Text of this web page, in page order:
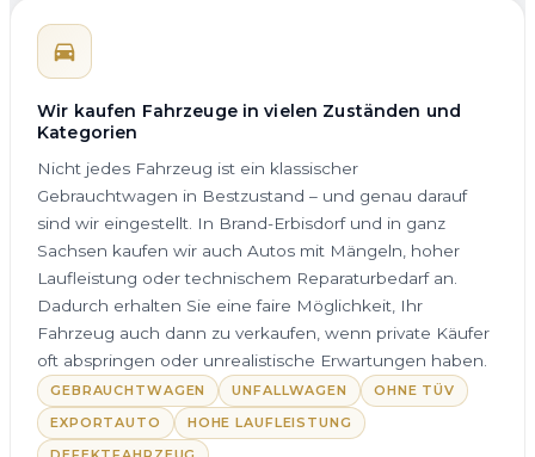
Wir kaufen Fahrzeuge in vielen Zuständen und
Kategorien
Nicht jedes Fahrzeug ist ein klassischer
Gebrauchtwagen in Bestzustand – und genau darauf
sind wir eingestellt. In Brand-Erbisdorf und in ganz
Sachsen kaufen wir auch Autos mit Mängeln, hoher
Laufleistung oder technischem Reparaturbedarf an.
Dadurch erhalten Sie eine faire Möglichkeit, Ihr
Fahrzeug auch dann zu verkaufen, wenn private Käufer
oft abspringen oder unrealistische Erwartungen haben.
GEBRAUCHTWAGEN UNFALLWAGEN
OHNE TÜV
EXPORTAUTO
HOHE LAUFLEISTUNG